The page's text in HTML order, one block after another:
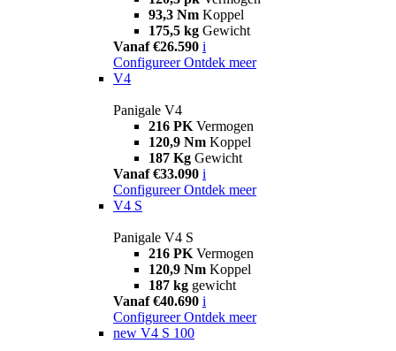
93,3 Nm Koppel
175,5 kg Gewicht
Vanaf €26.590 i
Configureer Ontdek meer
V4
Panigale V4
216 PK Vermogen
120,9 Nm Koppel
187 Kg Gewicht
Vanaf €33.090 i
Configureer Ontdek meer
V4 S
Panigale V4 S
216 PK Vermogen
120,9 Nm Koppel
187 kg gewicht
Vanaf €40.690 i
Configureer Ontdek meer
new V4 S 100